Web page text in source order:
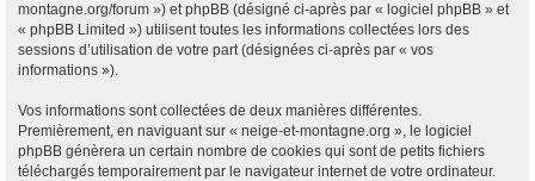
montagne.org/forum ») et phpBB (désigné ci-après par « logiciel phpBB » et
« phpBB Limited ») utilisent toutes les informations collectées lors des
sessions d’utilisation de votre part (désignées ci-après par « vos
informations »).
Vos informations sont collectées de deux manières différentes.
Premièrement, en naviguant sur « neige-et-montagne.org », le logiciel
phpBB génèrera un certain nombre de cookies qui sont de petits fichiers
téléchargés temporairement par le navigateur internet de votre ordinateur.